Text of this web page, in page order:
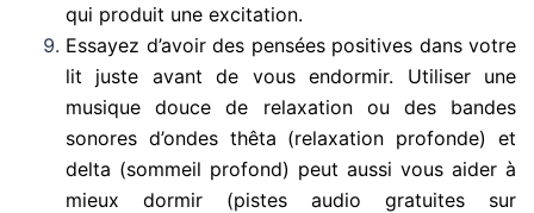
qui produit une excitation.
Essayez d’avoir des pensées positives dans votre
lit juste avant de vous endormir. Utiliser une
musique douce de relaxation ou des bandes
sonores d’ondes thêta (relaxation profonde) et
delta (sommeil profond) peut aussi vous aider à
mieux dormir (pistes audio gratuites sur